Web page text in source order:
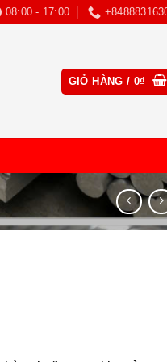
08:00 - 17:00
GIỎ HÀNG / 0₫
THIS